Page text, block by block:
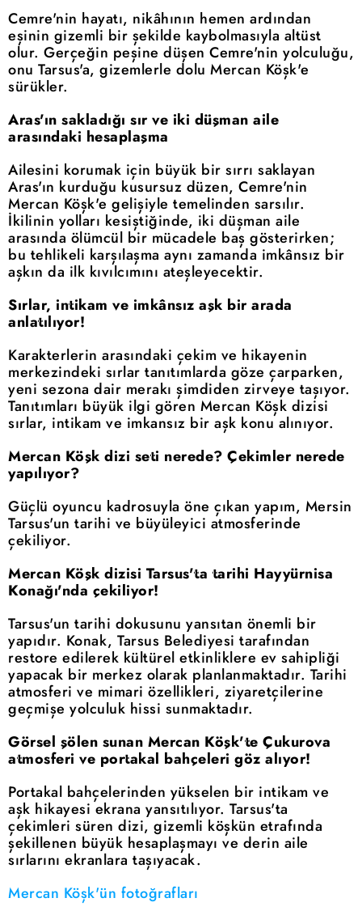
Cemre'nin hayatı, nikâhının hemen ardından
eşinin gizemli bir şekilde kaybolmasıyla altüst
olur. Gerçeğin peşine düşen Cemre'nin yolculuğu,
onu Tarsus'a, gizemlerle dolu Mercan Köşk'e
sürükler.
Aras'ın sakladığı sır ve iki düşman aile
arasındaki hesaplaşma
Ailesini korumak için büyük bir sırrı saklayan
Aras'ın kurduğu kusursuz düzen, Cemre'nin
Mercan Köşk'e gelişiyle temelinden sarsılır.
İkilinin yolları kesiştiğinde, iki düşman aile
arasında ölümcül bir mücadele baş gösterirken;
bu tehlikeli karşılaşma aynı zamanda imkânsız bir
aşkın da ilk kıvılcımını ateşleyecektir.
Sırlar, intikam ve imkânsız aşk bir arada
anlatılıyor!
Karakterlerin arasındaki çekim ve hikayenin
merkezindeki sırlar tanıtımlarda göze çarparken,
yeni sezona dair merakı şimdiden zirveye taşıyor.
Tanıtımları büyük ilgi gören Mercan Köşk dizisi
sırlar, intikam ve imkansız bir aşk konu alınıyor.
Mercan Köşk dizi seti nerede? Çekimler nerede
yapılıyor?
Güçlü oyuncu kadrosuyla öne çıkan yapım, Mersin
Tarsus'un tarihi ve büyüleyici atmosferinde
çekiliyor.
Mercan Köşk dizisi Tarsus'ta tarihi Hayyürnisa
Konağı'nda çekiliyor!
Tarsus'un tarihi dokusunu yansıtan önemli bir
yapıdır. Konak, Tarsus Belediyesi tarafından
restore edilerek kültürel etkinliklere ev sahipliği
yapacak bir merkez olarak planlanmaktadır. Tarihi
atmosferi ve mimari özellikleri, ziyaretçilerine
geçmişe yolculuk hissi sunmaktadır.
Görsel şölen sunan Mercan Köşk'te Çukurova
atmosferi ve portakal bahçeleri göz alıyor!
Portakal bahçelerinden yükselen bir intikam ve
aşk hikayesi ekrana yansıtılıyor. Tarsus'ta
çekimleri süren dizi, gizemli köşkün etrafında
şekillenen büyük hesaplaşmayı ve derin aile
sırlarını ekranlara taşıyacak.
Mercan Köşk'ün fotoğrafları